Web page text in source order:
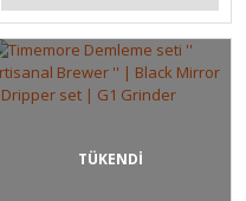
TÜKENDİ